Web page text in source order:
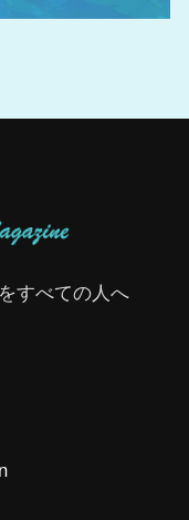
すべての人へ